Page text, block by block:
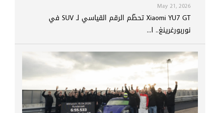
May 21, 2026
Xiaomi YU7 GT تحطّم الرقم القياسي لـ SUV في
نوربورغرينغ.. ا...